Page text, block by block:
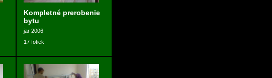
Kompletné prerobenie
bytu
jar 2006
17 fotiek